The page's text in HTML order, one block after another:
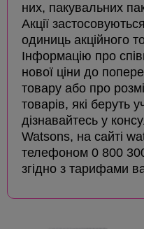
них, пакувальних
Акції
одиниць акційного
Інформацію про
нової ціни до
товару або про
товарів, які беруть
дізнавайтесь у
Watsons, на сайті
телефоном 0 800 300
згідно з тарифами